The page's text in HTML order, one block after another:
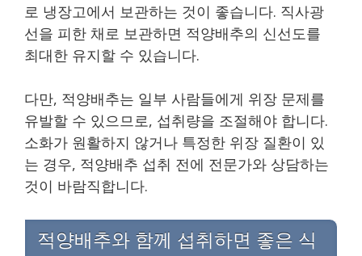
로 냉장고에서 보관하는 것이 좋습니다. 직사광
선을 피한 채로 보관하면 적양배추의 신선도를
최대한 유지할 수 있습니다.
다만, 적양배추는 일부 사람들에게 위장 문제를
유발할 수 있으므로, 섭취량을 조절해야 합니다.
소화가 원활하지 않거나 특정한 위장 질환이 있
는 경우, 적양배추 섭취 전에 전문가와 상담하는
것이 바람직합니다.
적양배추와 함께 섭취하면 좋은 식